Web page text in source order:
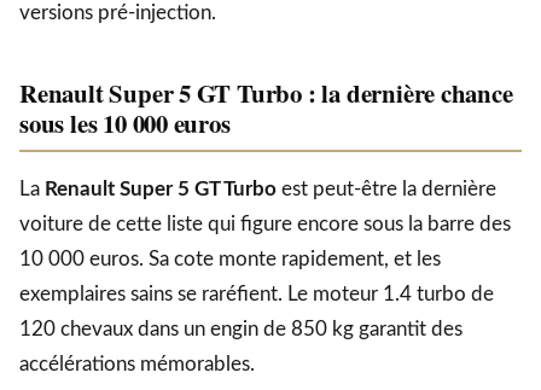
versions pré-injection.
Renault Super 5 GT Turbo : la dernière chance
sous les 10 000 euros
La Renault Super 5 GT Turbo est peut-être la dernière
voiture de cette liste qui figure encore sous la barre des
10 000 euros. Sa cote monte rapidement, et les
exemplaires sains se raréfient. Le moteur 1.4 turbo de
120 chevaux dans un engin de 850 kg garantit des
accélérations mémorables.